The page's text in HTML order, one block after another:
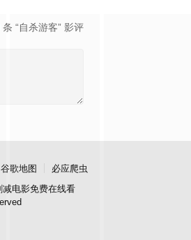
条 “自杀游客” 影评
谷歌地图
必应爬虫
电影免费在线看